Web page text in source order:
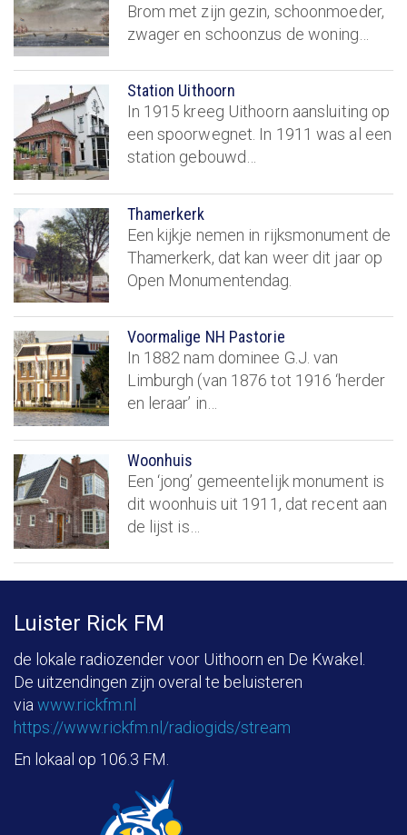
Brom met zijn gezin, schoonmoeder,
zwager en schoonzus de woning…
Station Uithoorn
In 1915 kreeg Uithoorn aansluiting op
een spoorwegnet. In 1911 was al een
station gebouwd…
Thamerkerk
Een kijkje nemen in rijksmonument de
Thamerkerk, dat kan weer dit jaar op
Open Monumentendag.
Voormalige NH Pastorie
In 1882 nam dominee G.J. van
Limburgh (van 1876 tot 1916 ‘herder
en leraar’ in…
Woonhuis
Een ‘jong’ gemeentelijk monument is
dit woonhuis uit 1911, dat recent aan
de lijst is…
Luister Rick FM
de lokale radiozender voor Uithoorn en De Kwakel.
De uitzendingen zijn overal te beluisteren
via www.rickfm.nl
https://www.rickfm.nl/radiogids/stream
En lokaal op 106.3 FM.